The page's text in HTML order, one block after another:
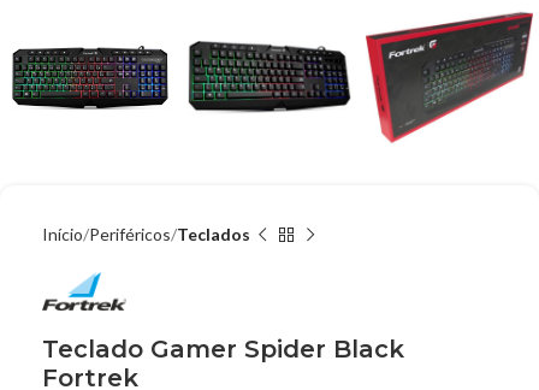
Início Periféricos Teclados
Teclado Gamer Spider Black
Fortrek